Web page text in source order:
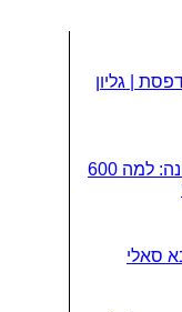
| גליון
המספרים המפתיעים של קריית שמונה: למה 600
סאלי